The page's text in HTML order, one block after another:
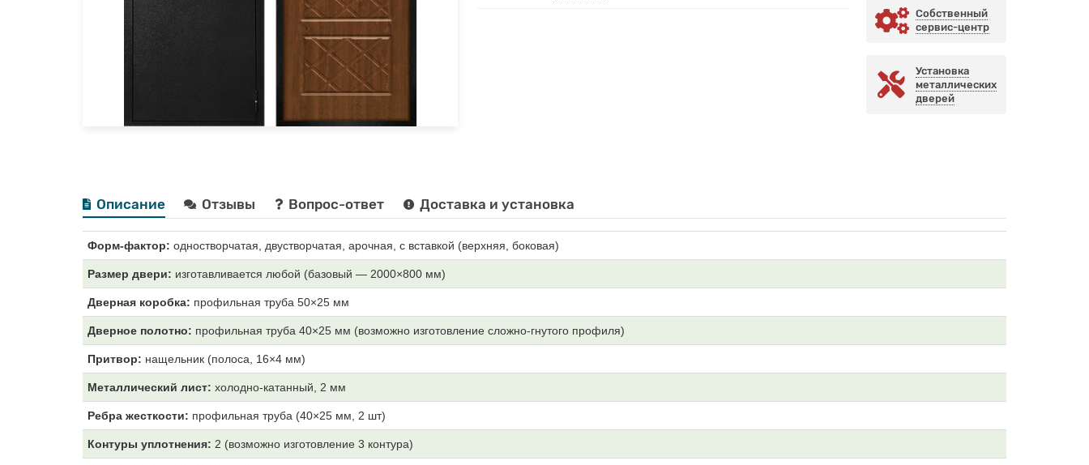
Собственный
сервис-центр
Установка
металлических
дверей
Описание Отзывы Вопрос-ответ Доставка и установка
Форм-фактор: одностворчатая, двустворчатая, арочная, с вставкой (верхняя, боковая)
Размер двери: изготавливается любой (базовый — 2000×800 мм)
Дверная коробка: профильная труба 50×25 мм
Дверное полотно: профильная труба 40×25 мм (возможно изготовление сложно-гнутого профиля)
Притвор: нащельник (полоса, 16×4 мм)
Металлический лист: холодно-катанный, 2 мм
Ребра жесткости: профильная труба (40×25 мм, 2 шт)
Контуры уплотнения: 2 (возможно изготовление 3 контура)